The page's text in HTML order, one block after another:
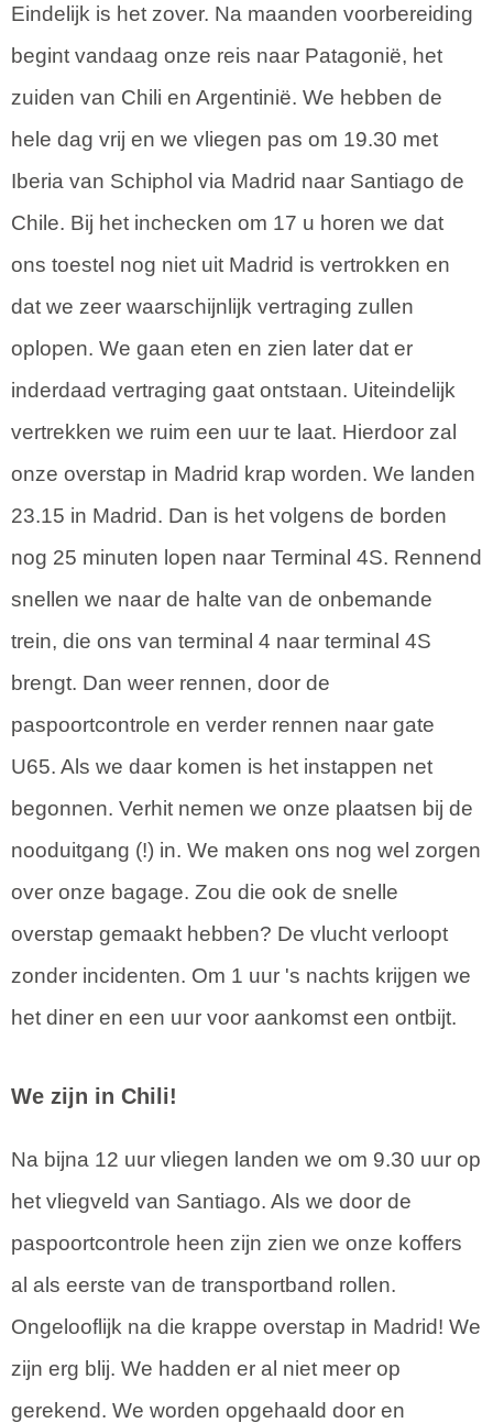
Eindelijk is het zover. Na maanden voorbereiding
begint vandaag onze reis naar Patagonië, het
zuiden van Chili en Argentinië. We hebben de
hele dag vrij en we vliegen pas om 19.30 met
Iberia van Schiphol via Madrid naar Santiago de
Chile. Bij het inchecken om 17 u horen we dat
ons toestel nog niet uit Madrid is vertrokken en
dat we zeer waarschijnlijk vertraging zullen
oplopen. We gaan eten en zien later dat er
inderdaad vertraging gaat ontstaan. Uiteindelijk
vertrekken we ruim een uur te laat. Hierdoor zal
onze overstap in Madrid krap worden. We landen
23.15 in Madrid. Dan is het volgens de borden
nog 25 minuten lopen naar Terminal 4S. Rennend
snellen we naar de halte van de onbemande
trein, die ons van terminal 4 naar terminal 4S
brengt. Dan weer rennen, door de
paspoortcontrole en verder rennen naar gate
U65. Als we daar komen is het instappen net
begonnen. Verhit nemen we onze plaatsen bij de
nooduitgang (!) in. We maken ons nog wel zorgen
over onze bagage. Zou die ook de snelle
overstap gemaakt hebben? De vlucht verloopt
zonder incidenten. Om 1 uur 's nachts krijgen we
het diner en een uur voor aankomst een ontbijt.
We zijn in Chili!
Na bijna 12 uur vliegen landen we om 9.30 uur op
het vliegveld van Santiago. Als we door de
paspoortcontrole heen zijn zien we onze koffers
al als eerste van de transportband rollen.
Ongelooflijk na die krappe overstap in Madrid! We
zijn erg blij. We hadden er al niet meer op
gerekend. We worden opgehaald door en